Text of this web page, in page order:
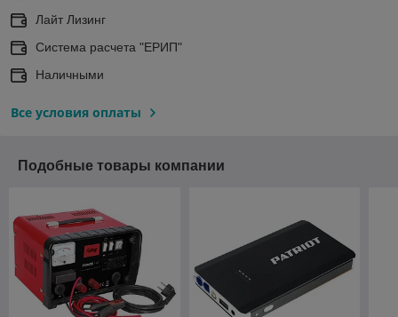
Лайт Лизинг
Система расчета "ЕРИП"
Наличными
Все условия оплаты
Подобные товары компании